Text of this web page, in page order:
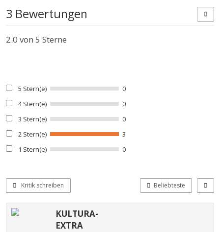
3 Bewertungen
2.0 von 5 Sterne
5 Stern(e)
0
4 Stern(e)
0
3 Stern(e)
0
2 Stern(e)
3
1 Stern(e)
0
Kritik schreiben Beliebteste
KULTURA-
EXTRA